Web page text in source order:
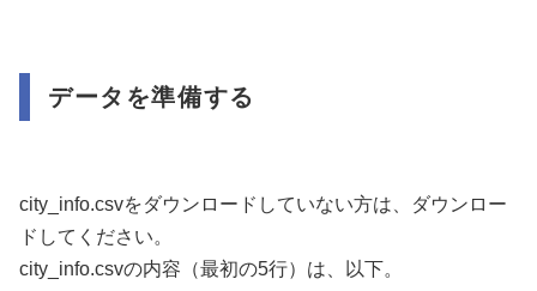
データを準備する
city_info.csvをダウンロードしていない方は、ダウンロー
ドしてください。
city_info.csvの内容（最初の5行）は、以下。